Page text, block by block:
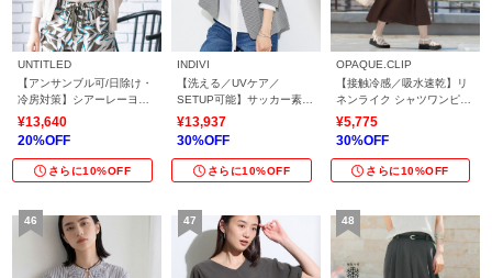
UNTITLED
【アンサンブル可/日除け・
冷房対策】シアーレーヨン
ZIPカーディガン
¥13,640
20%OFF
さらに10%OFF
INDIVI
【洗える／UVケア／
SETUP可能】サッカー素材
テーラードジャケット
¥13,937
30%OFF
さらに10%OFF
OPAQUE.CLIP
【接触冷感／吸水速乾】リ
ネンライク シャツワンピー
ス《洗濯機OK》
¥5,775
30%OFF
さらに10%OFF